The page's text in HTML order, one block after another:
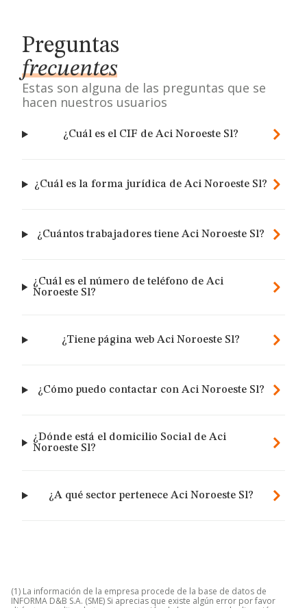
Preguntas
frecuentes
Estas son alguna de las preguntas que se
hacen nuestros usuarios
¿Cuál es el CIF de Aci Noroeste Sl?
¿Cuál es la forma jurídica de Aci Noroeste Sl?
¿Cuántos trabajadores tiene Aci Noroeste Sl?
¿Cuál es el número de teléfono de Aci
Noroeste Sl?
¿Tiene página web Aci Noroeste Sl?
¿Cómo puedo contactar con Aci Noroeste Sl?
¿Dónde está el domicilio Social de Aci
Noroeste Sl?
¿A qué sector pertenece Aci Noroeste Sl?
(1) La información de la empresa procede de la base de datos de
INFORMA D&B S.A. (SME) Si aprecias que existe algún error por favor